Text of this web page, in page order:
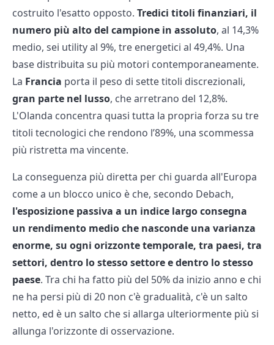
costruito l'esatto opposto. Tredici titoli finanziari, il
numero più alto del campione in assoluto, al 14,3%
medio, sei utility al 9%, tre energetici al 49,4%. Una
base distribuita su più motori contemporaneamente.
La Francia porta il peso di sette titoli discrezionali,
gran parte nel lusso, che arretrano del 12,8%.
L'Olanda concentra quasi tutta la propria forza su tre
titoli tecnologici che rendono l’89%, una scommessa
più ristretta ma vincente.
La conseguenza più diretta per chi guarda all'Europa
come a un blocco unico è che, secondo Debach,
l'esposizione passiva a un indice largo consegna
un rendimento medio che nasconde una varianza
enorme, su ogni orizzonte temporale, tra paesi, tra
settori, dentro lo stesso settore e dentro lo stesso
paese. Tra chi ha fatto più del 50% da inizio anno e chi
ne ha persi più di 20 non c'è gradualità, c'è un salto
netto, ed è un salto che si allarga ulteriormente più si
allunga l'orizzonte di osservazione.